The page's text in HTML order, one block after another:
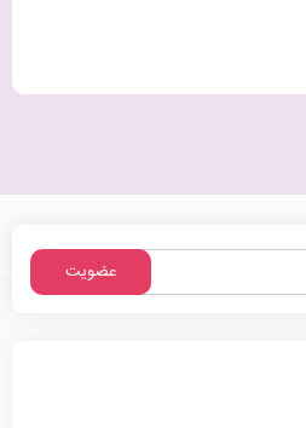
عضویت